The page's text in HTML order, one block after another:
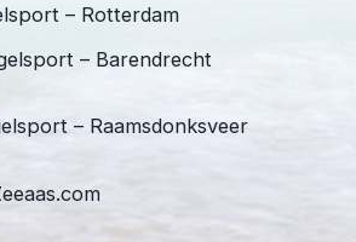
– Rotterdam
– Barendrecht
– Raamsdonksveer